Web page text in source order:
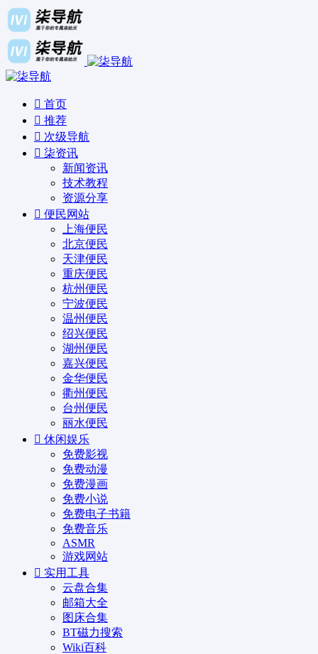
首页
推荐
次级导航
柒资讯
新闻资讯
技术教程
资源分享
便民网站
上海便民
北京便民
天津便民
重庆便民
杭州便民
宁波便民
温州便民
绍兴便民
湖州便民
嘉兴便民
金华便民
衢州便民
台州便民
丽水便民
休闲娱乐
免费影视
免费动漫
免费漫画
免费小说
免费电子书籍
免费音乐
ASMR
游戏网站
实用工具
云盘合集
邮箱大全
图床合集
BT磁力搜索
Wiki百科